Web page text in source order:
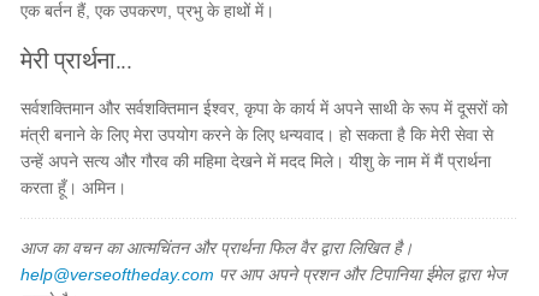
एक बर्तन हैं, एक उपकरण, प्रभु के हाथों में।
मेरी प्रार्थना...
सर्वशक्तिमान और सर्वशक्तिमान ईश्वर, कृपा के कार्य में अपने साथी के रूप में दूसरों को
मंत्री बनाने के लिए मेरा उपयोग करने के लिए धन्यवाद। हो सकता है कि मेरी सेवा से
उन्हें अपने सत्य और गौरव की महिमा देखने में मदद मिले। यीशु के नाम में मैं प्रार्थना
करता हूँ। अमिन।
आज का वचन का आत्मचिंतन और प्रार्थना फिल वैर द्वारा लिखित है।
help@verseoftheday.com पर आप अपने प्रशन और टिपानिया ईमेल द्वारा भेज